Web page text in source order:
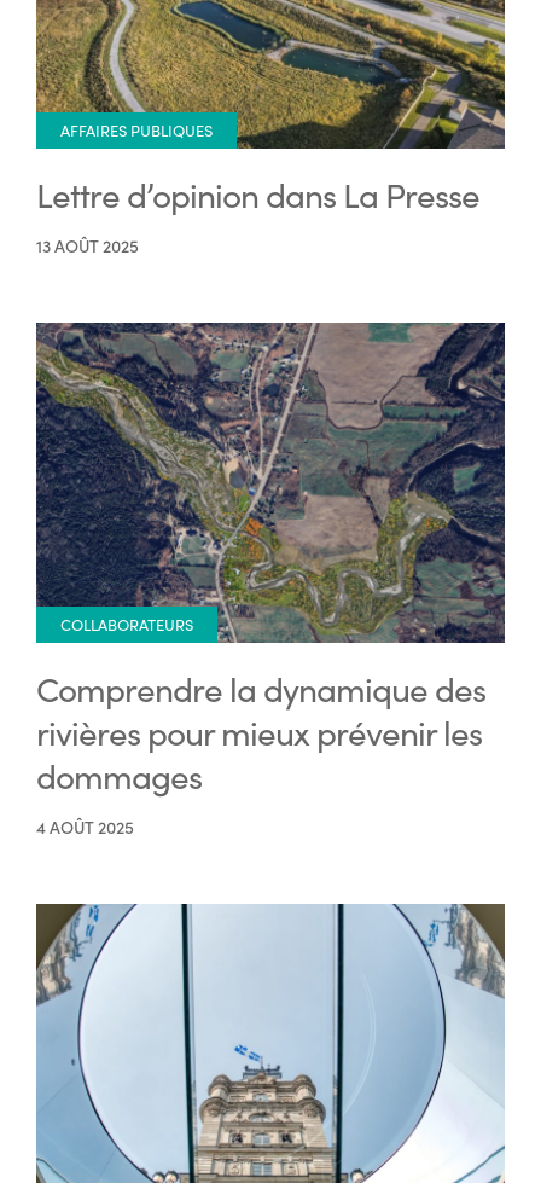
AFFAIRES PUBLIQUES
Lettre d’opinion dans La Presse
13 AOÛT 2025
COLLABORATEURS
Comprendre la dynamique des
rivières pour mieux prévenir les
dommages
4 AOÛT 2025